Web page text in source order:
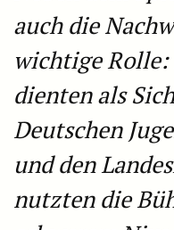
auch die
wichtige
dienten als
Deutschen
und den
nutzten die